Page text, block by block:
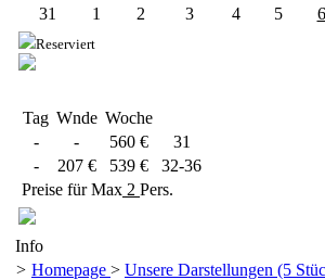
31
1 2 3 4 5 6
Reserviert
Tag Wnde Woche
-
- 560 €
31
-
207 € 539 €
32-36
Preise für Max 2 Pers.
Info
> Homepage > Unsere Darstellungen (5